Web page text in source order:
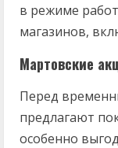
в режиме
магазинов,
Мартовские
Перед
предлагают
особенно